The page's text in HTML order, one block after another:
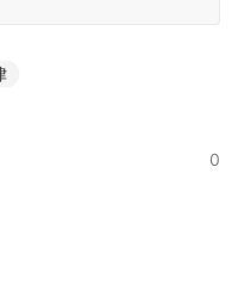
0